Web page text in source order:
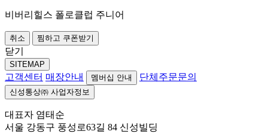
비버리힐스 폴로클럽 주니어
취소 찜하고 쿠폰받기
닫기
SITEMAP
고객센터 매장안내 멤버십 안내 단체주문문의
신성통상㈜ 사업자정보
대표자 염태순
서울 강동구 풍성로63길 84 신성빌딩